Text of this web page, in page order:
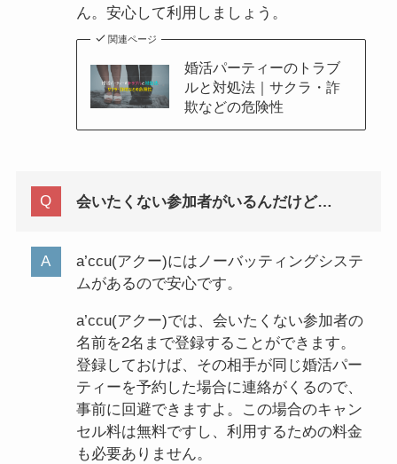
ん。安心して利用しましょう。
関連ページ
婚活パーティーのトラブ
ルと対処法｜サクラ・詐
欺などの危険性
会いたくない参加者がいるんだけど…
a’ccu(アクー)にはノーバッティングシステ
ムがあるので安心です。
a’ccu(アクー)では、会いたくない参加者の
名前を2名まで登録することができます。
登録しておけば、その相手が同じ婚活パー
ティーを予約した場合に連絡がくるので、
事前に回避できますよ。この場合のキャン
セル料は無料ですし、利用するための料金
も必要ありません。